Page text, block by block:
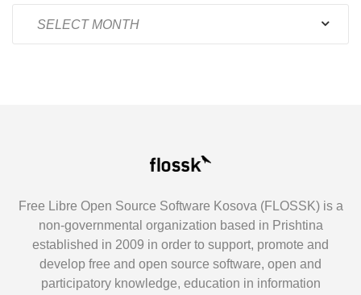
Free Libre Open Source Software Kosova (FLOSSK) is a
non-governmental organization based in Prishtina
established in 2009 in order to support, promote and
develop free and open source software, open and
participatory knowledge, education in information